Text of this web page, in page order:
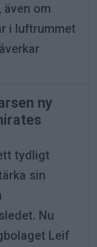
även om
i luftrummet
ny
tydligt
sin
Nu
Leif